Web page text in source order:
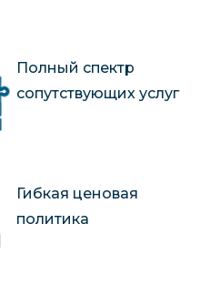
Полный спектр
сопутствующих услуг
Гибкая ценовая
политика